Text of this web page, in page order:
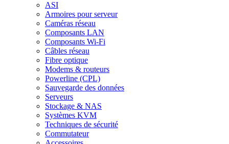
ASI
Armoires pour serveur
Caméras réseau
Composants LAN
Composants Wi-Fi
Câbles réseau
Fibre optique
Modems & routeurs
Powerline (CPL)
Sauvegarde des données
Serveurs
Stockage & NAS
Systèmes KVM
Techniques de sécurité
Commutateur